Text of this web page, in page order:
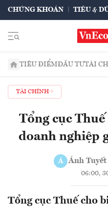
CHỨNG KHOÁN TIÊU &
TIÊU ĐIỂMĐẦU TƯTÀI
TÀI CHÍNH
Tổng cục
doanh nghiệp
Á Ánh Tuyết
06:00,
Tổng cục Thuế cho